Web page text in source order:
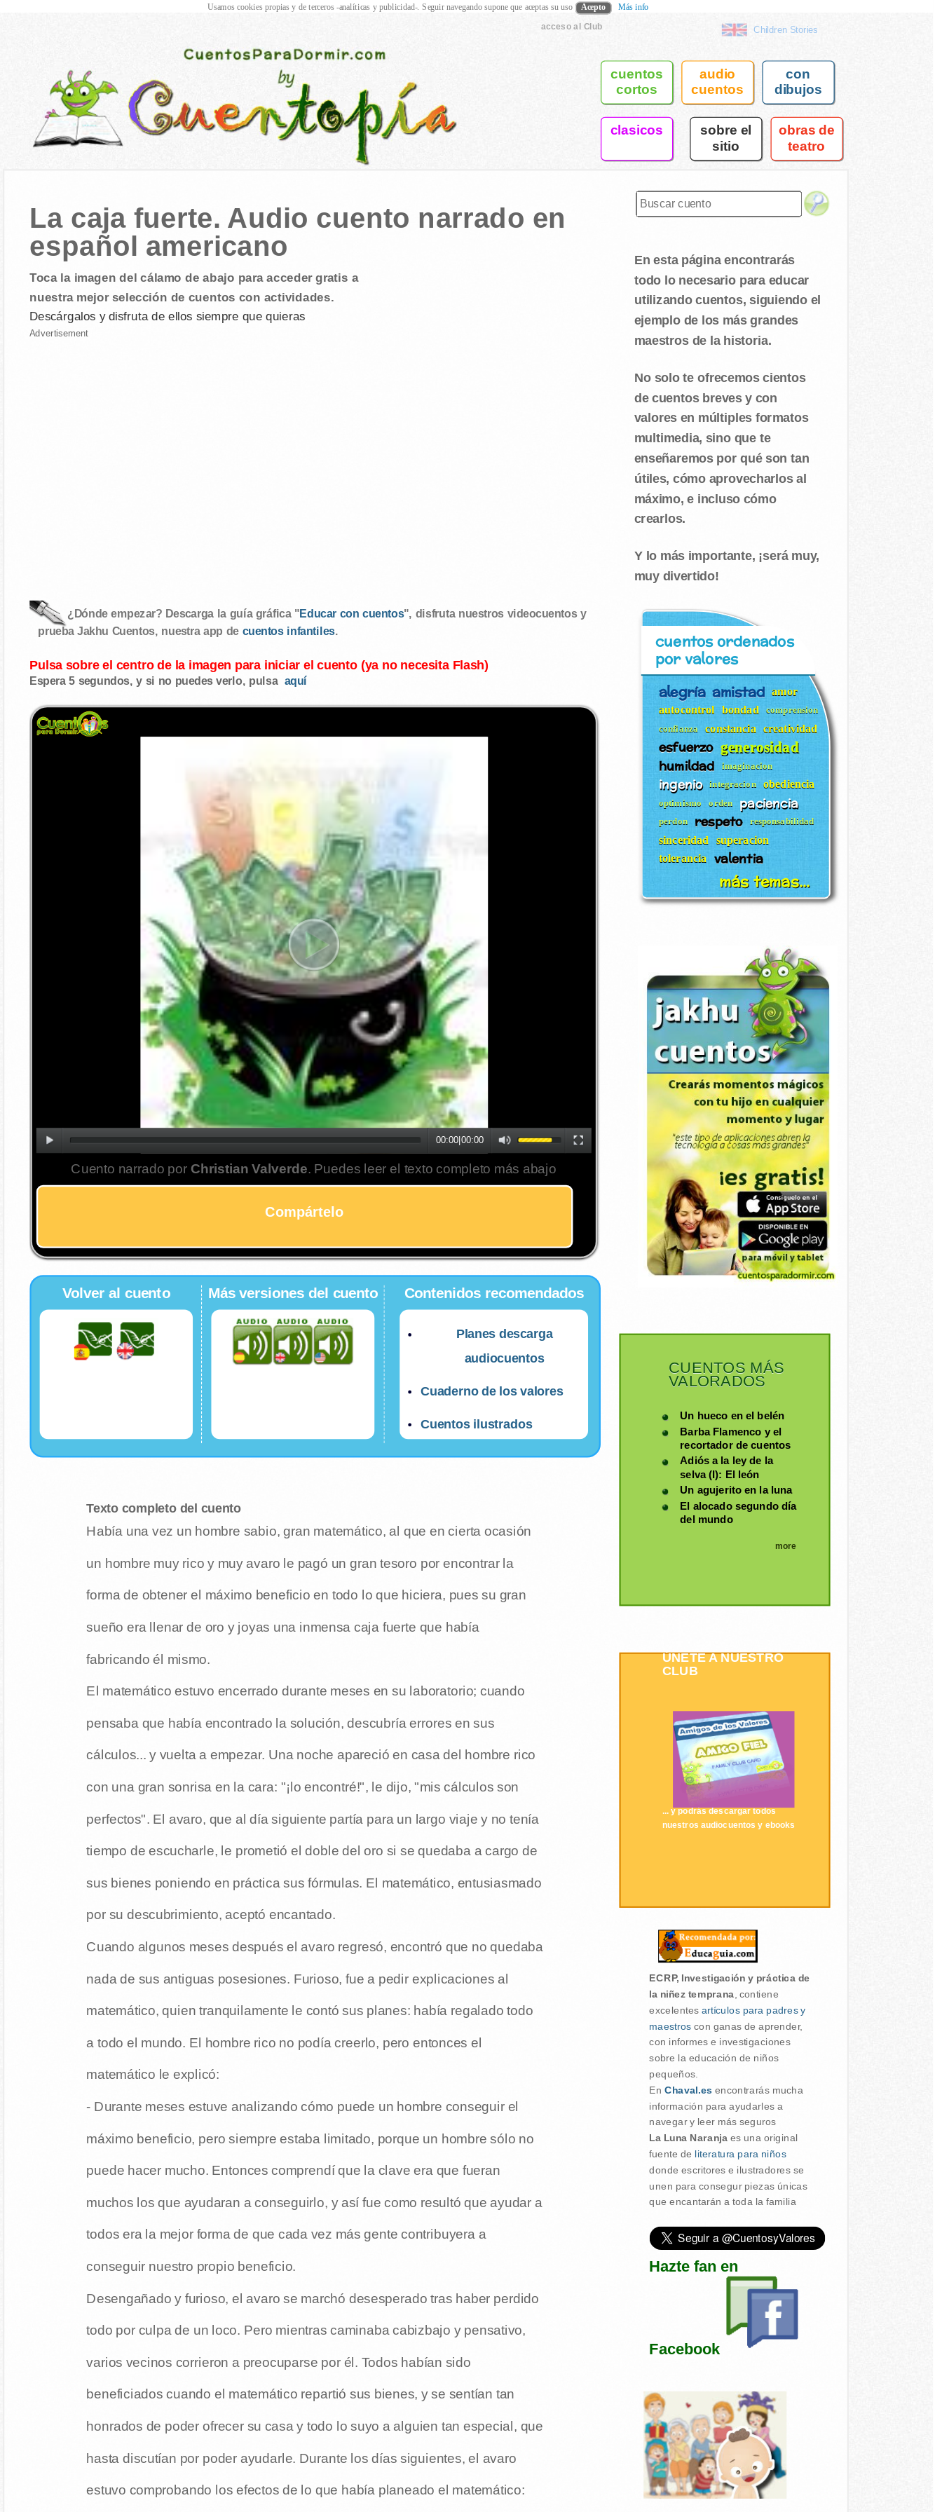
acceso al Club Children Stories
cuentos
cortos
audio
cuentos
con
dibujos
clasicos
sobre el
sitio
obras de
teatro
La caja fuerte. Audio cuento narrado en
español americano
Toca la imagen del cálamo de abajo para acceder gratis a
nuestra mejor selección de cuentos con actividades.
Descárgalos y disfruta de ellos siempre que quieras
Advertisement
¿Dónde empezar? Descarga la guía gráfica "Educar con cuentos", disfruta nuestros videocuentos y
prueba Jakhu Cuentos, nuestra app de cuentos infantiles.
Pulsa sobre el centro de la imagen para iniciar el cuento (ya no necesita Flash)
Espera 5 segundos, y si no puedes verlo, pulsa aquí
00:00|00:00
Cuento narrado por Christian Valverde. Puedes leer el texto completo más abajo
Compártelo
Volver al cuento Más versiones del cuento Contenidos recomendados
Planes descarga
audiocuentos
Cuaderno de los valores
Cuentos ilustrados
Texto completo del cuento
Había una vez un hombre sabio, gran matemático, al que en cierta ocasión
un hombre muy rico y muy avaro le pagó un gran tesoro por encontrar la
forma de obtener el máximo beneficio en todo lo que hiciera, pues su gran
sueño era llenar de oro y joyas una inmensa caja fuerte que había
fabricando él mismo.
El matemático estuvo encerrado durante meses en su laboratorio; cuando
pensaba que había encontrado la solución, descubría errores en sus
cálculos... y vuelta a empezar. Una noche apareció en casa del hombre rico
con una gran sonrisa en la cara: "¡lo encontré!", le dijo, "mis cálculos son
perfectos". El avaro, que al día siguiente partía para un largo viaje y no tenía
tiempo de escucharle, le prometió el doble del oro si se quedaba a cargo de
sus bienes poniendo en práctica sus fórmulas. El matemático, entusiasmado
por su descubrimiento, aceptó encantado.
Cuando algunos meses después el avaro regresó, encontró que no quedaba
nada de sus antiguas posesiones. Furioso, fue a pedir explicaciones al
matemático, quien tranquilamente le contó sus planes: había regalado todo
a todo el mundo. El hombre rico no podía creerlo, pero entonces el
matemático le explicó:
- Durante meses estuve analizando cómo puede un hombre conseguir el
máximo beneficio, pero siempre estaba limitado, porque un hombre sólo no
puede hacer mucho. Entonces comprendí que la clave era que fueran
muchos los que ayudaran a conseguirlo, y así fue como resultó que ayudar a
todos era la mejor forma de que cada vez más gente contribuyera a
conseguir nuestro propio beneficio.
Desengañado y furioso, el avaro se marchó desesperado tras haber perdido
todo por culpa de un loco. Pero mientras caminaba cabizbajo y pensativo,
varios vecinos corrieron a preocuparse por él. Todos habían sido
beneficiados cuando el matemático repartió sus bienes, y se sentían tan
honrados de poder ofrecer su casa y todo lo suyo a alguien tan especial, que
hasta discutían por poder ayudarle. Durante los días siguientes, el avaro
estuvo comprobando los efectos de lo que había planeado el matemático:
En esta página encontrarás
todo lo necesario para educar
utilizando cuentos, siguiendo el
ejemplo de los más grandes
maestros de la historia.
No solo te ofrecemos cientos
de cuentos breves y con
valores en múltiples formatos
multimedia, sino que te
enseñaremos por qué son tan
útiles, cómo aprovecharlos al
máximo, e incluso cómo
crearlos.
Y lo más importante, ¡será muy,
muy divertido!
cuentos ordenados
por valores
alegría amistad amor
autocontrol bondad comprension
confianza constancia creatividad
esfuerzo generosidad
humildad imaginacion
ingenio integracion obediencia
optimismo orden paciencia
perdon respeto responsabilidad
sinceridad
superacion
tolerancia
valentia
más temas...
CUENTOS MÁS
VALORADOS
Un hueco en el belén
Barba Flamenco y el
recortador de cuentos
Adiós a la ley de la
selva (I): El león
Un agujerito en la luna
El alocado segundo día
del mundo
more
ÚNETE A NUESTRO
CLUB
... y podrás descargar todos
nuestros audiocuentos y ebooks
ECRP, Investigación y práctica de
la niñez temprana, contiene
excelentes artículos para padres y
maestros con ganas de aprender,
con informes e investigaciones
sobre la educación de niños
pequeños.
En Chaval.es encontrarás mucha
información para ayudarles a
navegar y leer más seguros
La Luna Naranjaes una original
fuente de literatura para niños
donde escritores e ilustradores se
unen para consegur piezas únicas
que encantarán a toda la familia
Hazte fan en
Facebook
Usamos cookies propias y de terceros -analíticas y publicidad-. Seguir navegando supone que aceptas su uso Acepto Más info